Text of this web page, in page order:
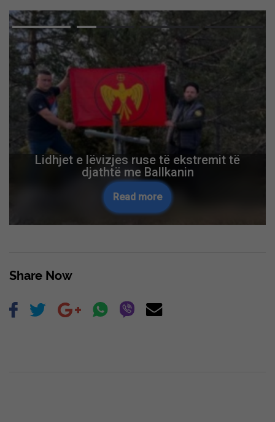
Lidhjet e lëvizjes ruse të ekstremit të
djathtë me Ballkanin
Read more
Share Now